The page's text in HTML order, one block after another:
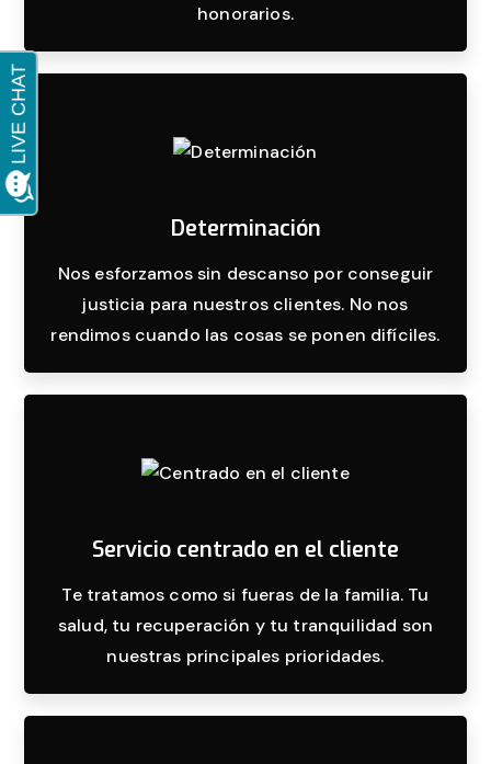
honorarios.
Determinación
Nos esforzamos sin descanso por conseguir
justicia para nuestros clientes. No nos
rendimos cuando las cosas se ponen difíciles.
Servicio centrado en el cliente
Te tratamos como si fueras de la familia. Tu
salud, tu recuperación y tu tranquilidad son
nuestras principales prioridades.